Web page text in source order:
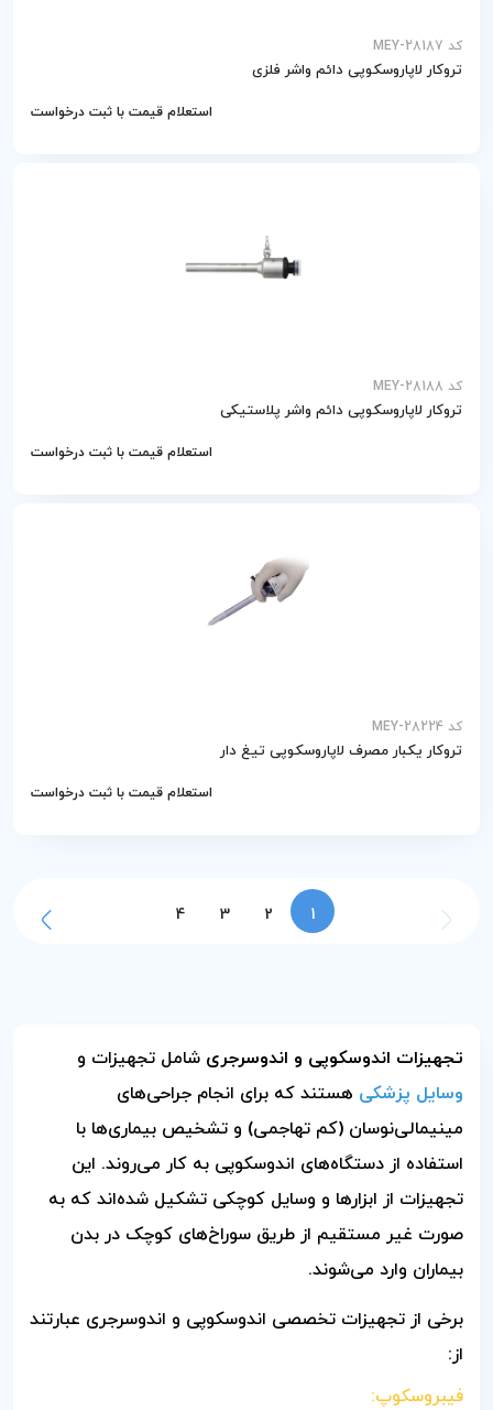
کد MEY-28187
تروکار لاپاروسکوپی دائم واشر فلزی
استعلام قیمت با ثبت درخواست
کد MEY-28188
تروکار لاپاروسکوپی دائم واشر پلاستیکی
استعلام قیمت با ثبت درخواست
کد MEY-28224
تروکار یکبار مصرف لاپاروسکوپی تیغ دار
استعلام قیمت با ثبت درخواست
1
2
3
4
تجهیزات اندوسکوپی و اندوسرجری شامل تجهیزات و
وسایل پزشکی هستند که برای انجام جراحی‌های
مینیمالی‌نوسان (کم تهاجمی) و تشخیص بیماری‌ها با
استفاده از دستگاه‌های اندوسکوپی به کار می‌روند. این
تجهیزات از ابزارها و وسایل کوچکی تشکیل شده‌اند که به
صورت غیر مستقیم از طریق سوراخ‌های کوچک در بدن
بیماران وارد می‌شوند.
برخی از تجهیزات تخصصی اندوسکوپی و اندوسرجری عبارتند
از:
فیبروسکوپ: